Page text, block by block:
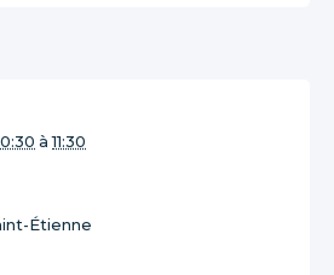
à11:30
Étienne